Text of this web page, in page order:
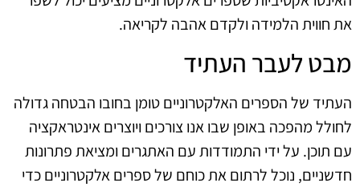
את חווית הלמידה ולקדם אהבה לקריאה.
מבט לעבר העתיד
העתיד של הספרים האלקטרוניים טומן בחובו הבטחה גדולה
לחולל מהפכה באופן שבו אנו צורכים ויוצרים אינטראקציה
עם תוכן. על ידי התמודדות עם האתגרים ומציאת פתרונות
חדשניים, נוכל לרתום את כוחם של ספרים אלקטרוניים כדי